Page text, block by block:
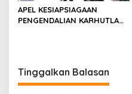
APEL KESIAPSIAGAAN
PENGENDALIAN KARHUTLA
NINO
Tinggalkan Balasan